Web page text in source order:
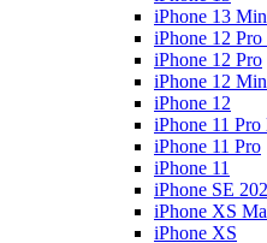
iPhone 13
iPhone 12
iPhone 12 Pro
iPhone 12
iPhone 12
iPhone 11
iPhone 11 Pro
iPhone 11
iPhone SE
iPhone XS
iPhone XS